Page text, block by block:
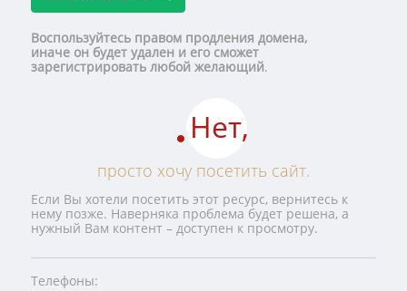
Воспользуйтесь правом продления домена,
иначе он будет удален и его сможет
зарегистрировать любой желающий.
Нет,
просто хочу посетить сайт.
Если Вы хотели посетить этот ресурс, вернитесь к
нему позже. Наверняка проблема будет решена, а
нужный Вам контент – доступен к просмотру.
Телефоны: